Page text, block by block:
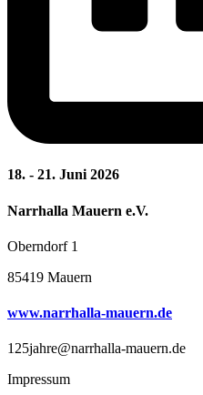
18. - 21. Juni 2026
Narrhalla Mauern e.V.
Oberndorf 1
85419 Mauern
www.narrhalla-mauern.de
125jahre@narrhalla-mauern.de
Impressum